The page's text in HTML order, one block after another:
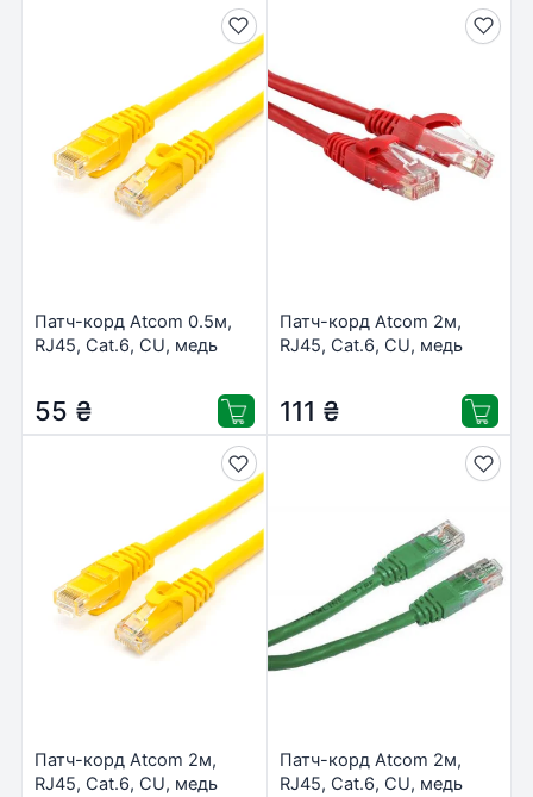
Патч-корд Atcom 0.5м,
RJ45, Cat.6, CU, медь
55 ₴
Патч-корд Atcom 2м,
RJ45, Cat.6, CU, медь
111 ₴
Патч-корд Atcom 2м,
RJ45, Cat.6, CU, медь
Патч-корд Atcom 2м,
RJ45, Cat.6, CU, медь